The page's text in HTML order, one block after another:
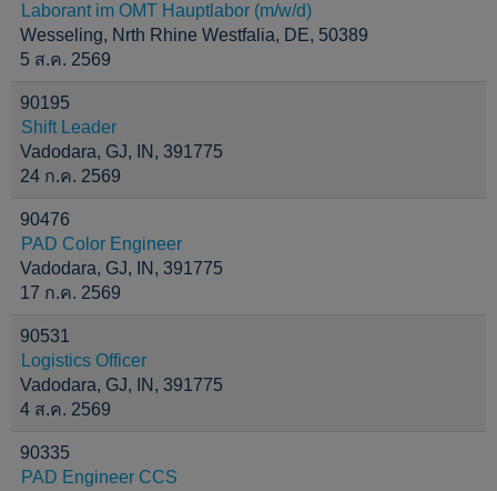
Laborant im OMT Hauptlabor (m/w/d)
Wesseling, Nrth Rhine Westfalia, DE, 50389
5 ส.ค. 2569
90195
Shift Leader
Vadodara, GJ, IN, 391775
24 ก.ค. 2569
90476
PAD Color Engineer
Vadodara, GJ, IN, 391775
17 ก.ค. 2569
90531
Logistics Officer
Vadodara, GJ, IN, 391775
4 ส.ค. 2569
90335
PAD Engineer CCS